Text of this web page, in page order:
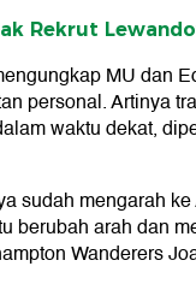
Rekrut
MU dan
personal. Artinya
waktu dekat,
sudah mengarah
berubah arah dan
Wanderers